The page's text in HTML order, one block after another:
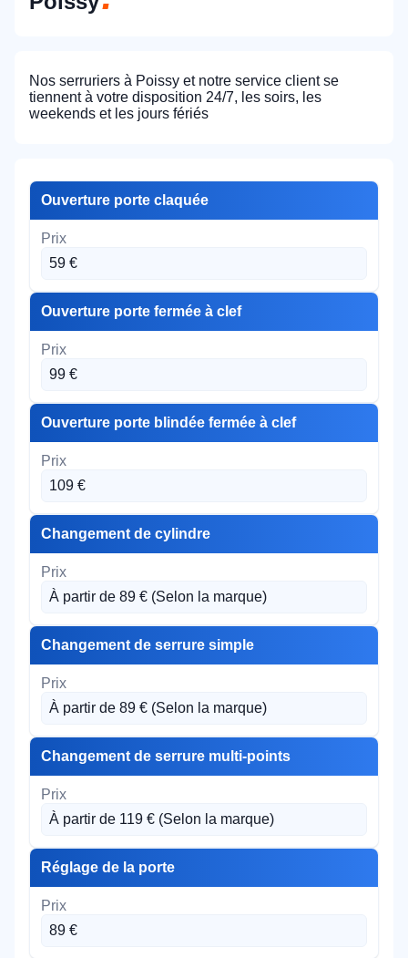
Nos serruriers à Poissy et notre service client se
tiennent à votre disposition 24/7, les soirs, les
weekends et les jours fériés
Ouverture porte claquée
59 €
Ouverture porte fermée à clef
99 €
Ouverture porte blindée fermée à clef
109 €
Changement de cylindre
À partir de 89 € (Selon la marque)
Changement de serrure simple
À partir de 89 € (Selon la marque)
Changement de serrure multi-points
À partir de 119 € (Selon la marque)
Réglage de la porte
89 €